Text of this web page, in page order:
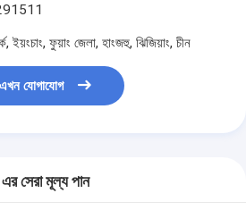
ইয়ংচাং, ফুয়াং জেলা, হাংজহু, ঝিজিয়াং, চীন
এখন যোগাযোগ
এর সেরা মূল্য পান